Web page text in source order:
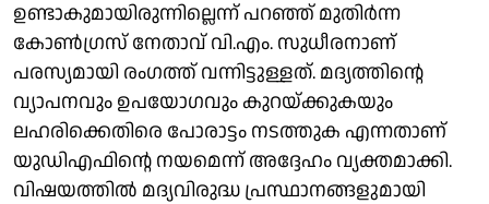
ഉണ്ടാകുമായിരുന്നില്ലെന്ന് പറഞ്ഞ് മുതിര്‍ന്ന
കോണ്‍ഗ്രസ് നേതാവ് വി.എം. സുധീരനാണ്
പരസ്യമായി രംഗത്ത് വന്നിട്ടുള്ളത്. മദ്യത്തിന്റെ
വ്യാപനവും ഉപയോഗവും കുറയ്ക്കുകയും
ലഹരിക്കെതിരെ പോരാട്ടം നടത്തുക എന്നതാണ്
യുഡിഎഫിന്റെ നയമെന്ന് അദ്ദേഹം വ്യക്തമാക്കി.
വിഷയത്തില്‍ മദ്യവിരുദ്ധ പ്രസ്ഥാനങ്ങളുമായി